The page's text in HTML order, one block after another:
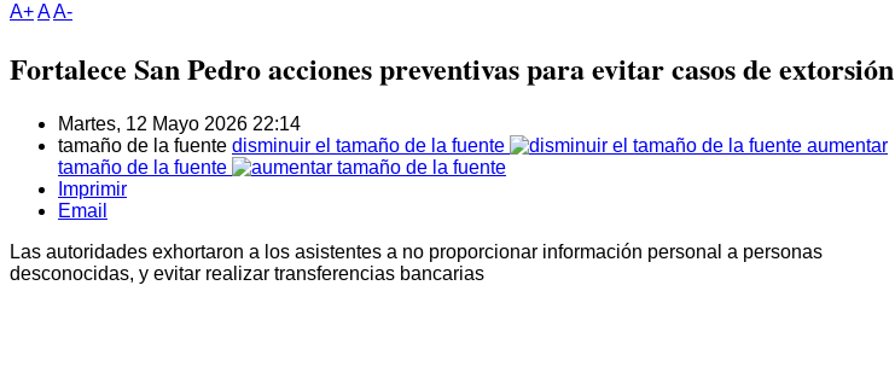
A+AA-
Fortalece San Pedro acciones preventivas para evitar casos de extorsión
Martes, 12 Mayo 2026 22:14
tamaño de la fuente disminuir el tamaño de la fuente
aumentar
tamaño de la fuente
Imprimir
Email
Las autoridades exhortaron a los asistentes a no proporcionar información personal a personas
desconocidas, y evitar realizar transferencias bancarias